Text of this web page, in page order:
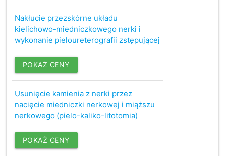
Nakłucie przezskórne układu
kielichowo-miedniczkowego nerki i
wykonanie pieloureterografii zstępującej
POKAŻ CENY
Usunięcie kamienia z nerki przez
nacięcie miedniczki nerkowej i miąższu
nerkowego (pielo-kaliko-litotomia)
POKAŻ CENY